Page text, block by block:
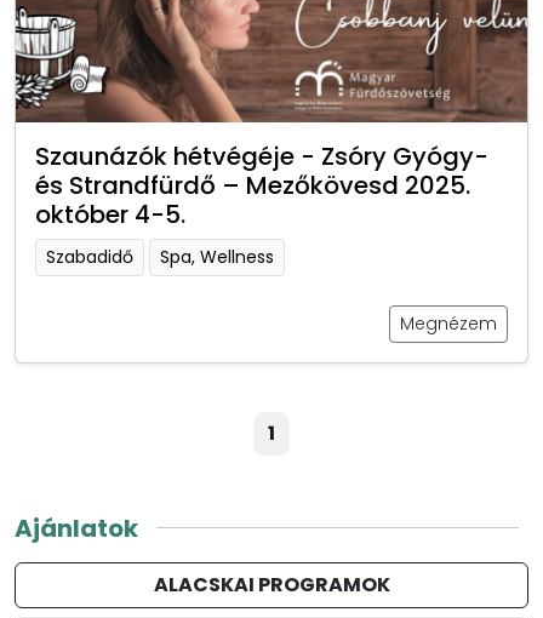
Szaunázók hétvégéje - Zsóry Gyógy-
és Strandfürdő – Mezőkövesd 2025.
október 4-5.
Szabadidő Spa, Wellness
Megnézem
1
Ajánlatok
ALACSKAI PROGRAMOK